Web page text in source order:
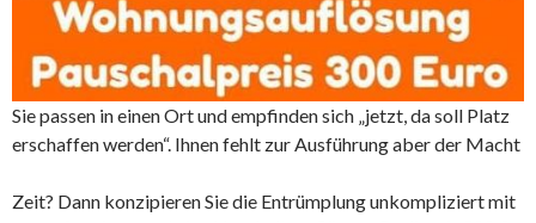
Sie passen in einen Ort und empfinden sich „jetzt, da soll Platz
erschaffen werden“. Ihnen fehlt zur Ausführung aber der Macht
Zeit? Dann konzipieren Sie die Entrümplung unkompliziert mit